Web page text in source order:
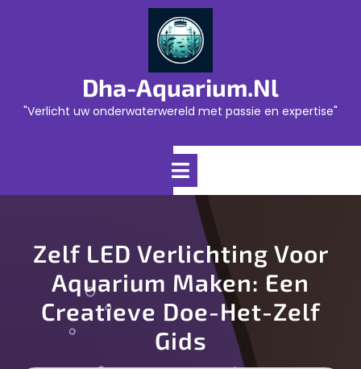
Dha-Aquarium.nl
"Verlicht uw onderwaterwereld met passie en expertise"
Open
Zelf LED Verlichting Voor
Aquarium Maken: Een
Creatieve Doe-Het-Zelf
Gids